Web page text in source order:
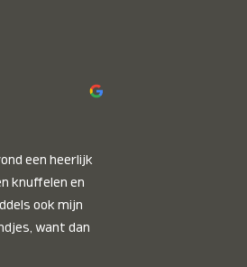
een heerlijk
knuffelen en
ook mijn
want dan